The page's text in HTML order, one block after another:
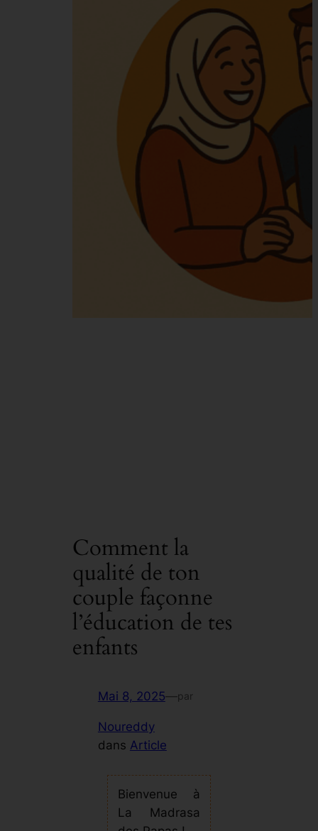
Comment la
qualité de ton
couple façonne
l’éducation de tes
enfants
Mai 8, 2025—par
Noureddy
dans Article
Bienvenue à
La Madrasa